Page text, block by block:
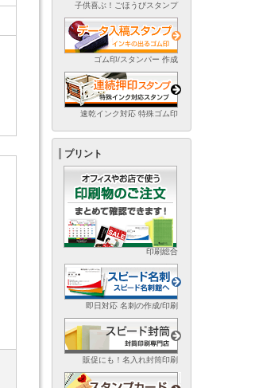
子供喜ぶ！ごほうびスタンプ
ゴム印/スタンパー 作成
速乾インク対応 特殊ゴム印
プリント
印刷総合
即日対応 名刺の作成/印刷
販促にも！名入れ封筒印刷